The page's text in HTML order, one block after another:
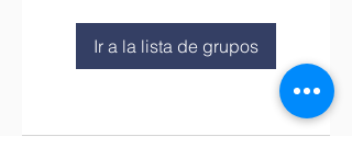
Ir a la lista de grupos